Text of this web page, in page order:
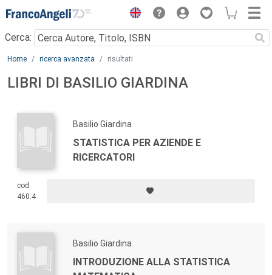
Menu
Cerca:
Main content
Home ricerca avanzata risultati
LIBRI DI BASILIO GIARDINA
Basilio Giardina
STATISTICA PER AZIENDE E
RICERCATORI
cod.
460.4
Basilio Giardina
INTRODUZIONE ALLA STATISTICA